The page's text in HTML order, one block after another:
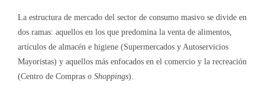
La estructura de mercado del sector de consumo masivo se divide en
dos ramas: aquellos en los que predomina la venta de alimentos,
artículos de almacén e higiene (Supermercados y Autoservicios
Mayoristas) y aquellos más enfocados en el comercio y la recreación
(Centro de Compras o Shoppings).